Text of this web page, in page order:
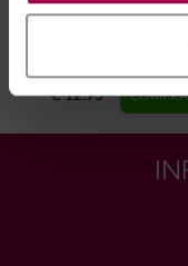
Preservativos
personalizados -
€ 12.95